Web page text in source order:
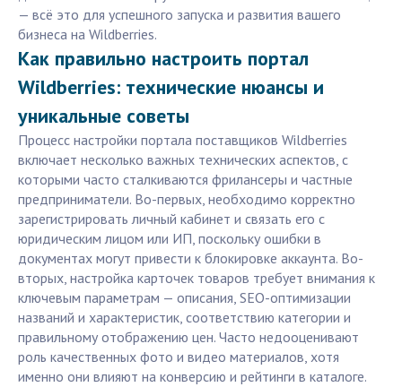
— всё это для успешного запуска и развития вашего
бизнеса на Wildberries.
Как правильно настроить портал
Wildberries: технические нюансы и
уникальные советы
Процесс настройки портала поставщиков Wildberries
включает несколько важных технических аспектов, с
которыми часто сталкиваются фрилансеры и частные
предприниматели. Во-первых, необходимо корректно
зарегистрировать личный кабинет и связать его с
юридическим лицом или ИП, поскольку ошибки в
документах могут привести к блокировке аккаунта. Во-
вторых, настройка карточек товаров требует внимания к
ключевым параметрам — описания, SEO-оптимизации
названий и характеристик, соответствию категории и
правильному отображению цен. Часто недооценивают
роль качественных фото и видео материалов, хотя
именно они влияют на конверсию и рейтинги в каталоге.